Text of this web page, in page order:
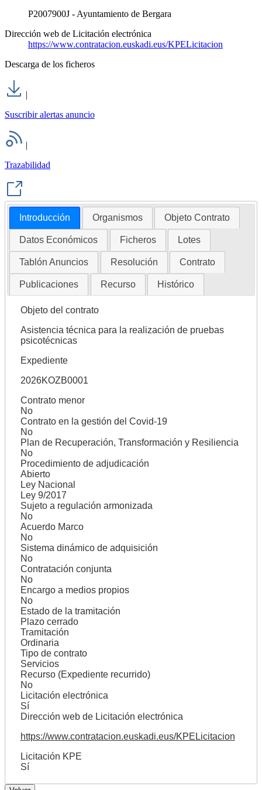
P2007900J - Ayuntamiento de Bergara
Dirección web de Licitación electrónica
https://www.contratacion.euskadi.eus/KPELicitacion
Descarga de los ficheros
|
Suscribir alertas anuncio
|
Trazabilidad
Introducción Organismos Objeto Contrato
Datos Económicos Ficheros Lotes
Tablón Anuncios Resolución Contrato
Publicaciones Recurso Histórico
Objeto del contrato
Asistencia técnica para la realización de pruebas
psicotécnicas
Expediente
2026KOZB0001
Contrato menor
No
Contrato en la gestión del Covid-19
No
Plan de Recuperación, Transformación y Resiliencia
No
Procedimiento de adjudicación
Abierto
Ley Nacional
Ley 9/2017
Sujeto a regulación armonizada
No
Acuerdo Marco
No
Sistema dinámico de adquisición
No
Contratación conjunta
No
Encargo a medios propios
No
Estado de la tramitación
Plazo cerrado
Tramitación
Ordinaria
Tipo de contrato
Servicios
Recurso (Expediente recurrido)
No
Licitación electrónica
Sí
Dirección web de Licitación electrónica
https://www.contratacion.euskadi.eus/KPELicitacion
Licitación KPE
Sí